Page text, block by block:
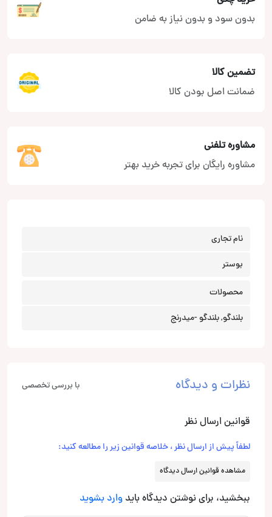
بدون سود و بدون نیاز به ضامن
تضمین کالا
ضمانت اصل بودن کالا
مشاوره تلفنی
مشاوره رایگان برای تجربه خرید بهتر
نام تجاری
بوستر
محصولات
بلندگو, بلندگو -میدرنج
نظرات و دیدگاه با بررسی تخصصی
قوانین ارسال نظر
لطفاً پیش از ارسال نظر ، خلاصه قوانین زیر را مطالعه کنید:
مشاهده قوانین ارسال دیدگاه
ببخشید، برای نوشتن دیدگاه باید وارد بشوید